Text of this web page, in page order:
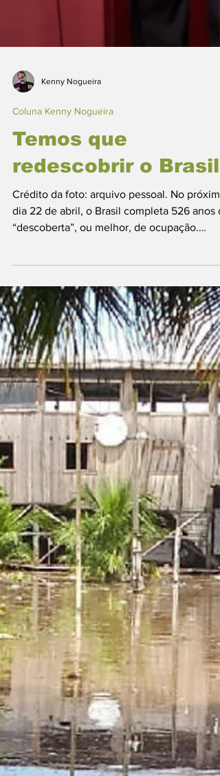
Kenny Nogueira
Temos que
redescobrir o Brasil
Crédito da foto: arquivo pessoal. No próximo
“descoberta”, ou melhor, de ocupação.
Talvez essa seja a forma mais adequada de
pensar a chegada dos europeus ao nosso
território, tendo em vista que já existiam
povos vivendo aqui. Povos com sua própria
cultura, organização social e, acima de tudo,
com suas próprias formas de compreender a
alimentação. Mas, ao mesmo tempo, nesta
semana vimos a premiação de dois
restaurantes brasile